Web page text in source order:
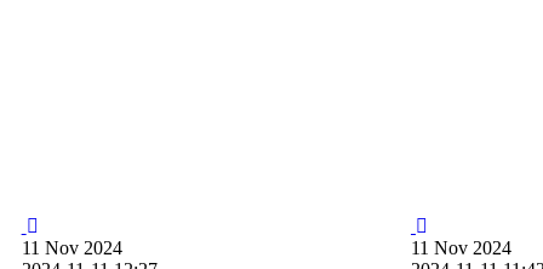
11 Nov 2024
11 Nov 2024